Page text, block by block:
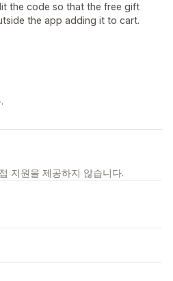
the code so that the free gift
the app adding it to cart.
지원을 제공하지 않습니다.